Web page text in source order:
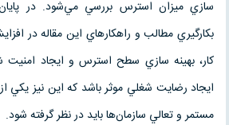
سازي ميزان استرس بررسي مي‌شود. در
بكارگيري مطالب و راهكار‌هاي اين مقاله در
كار، بهينه سازي سطح استرس و ايجاد
ايجاد رضايت شغلي موثر باشد كه اين نيز يكي
مستمر و تعالي سازمان‌ها بايد در نظر گرفته شود.